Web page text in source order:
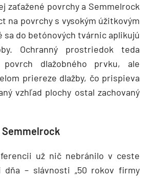
zaťažené povrchy a Semmelrock
na povrchy s vysokým úžitkovým
sa do betónových tvárnic aplikujú
Ochranný prostriedok teda
dlažobného prvku, ale
priereze dlažby, čo prispieva
vzhľad plochy ostal zachovaný
už nič nebránilo v ceste
dňa – slávnosti „50 rokov firmy